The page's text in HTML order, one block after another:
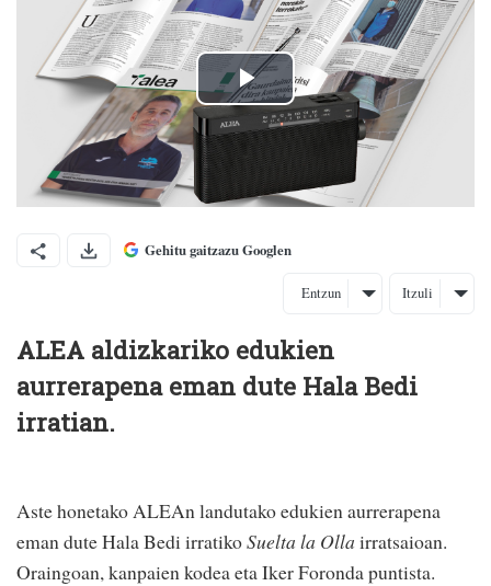
Gehitu gaitzazu Googlen
Entzun Itzuli
ALEA aldizkariko edukien
aurrerapena eman dute Hala Bedi
irratian.
Aste honetako ALEAn landutako edukien aurrerapena
eman dute Hala Bedi irratikoSuelta la Olla irratsaioan.
Oraingoan, kanpaien kodea eta Iker Foronda puntista.